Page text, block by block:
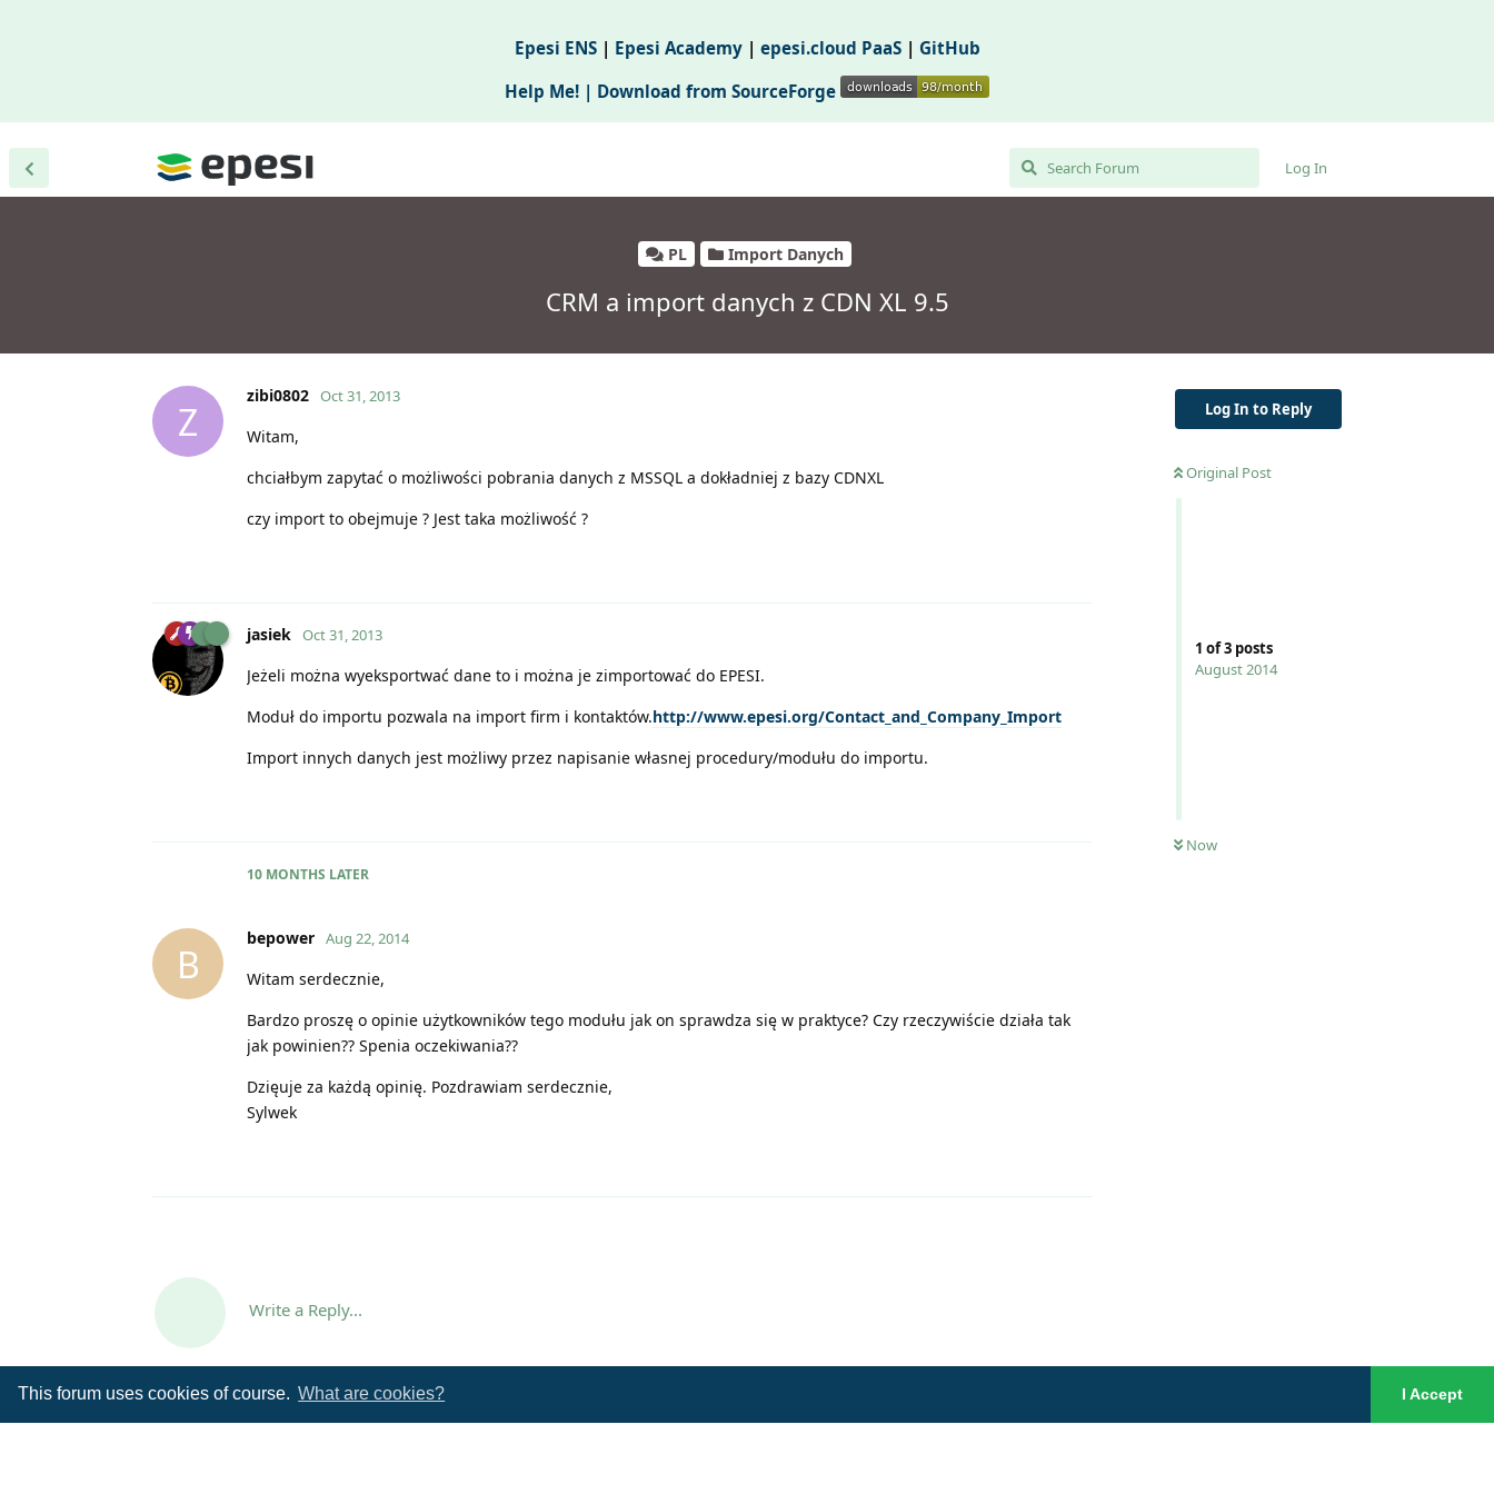
This forum uses cookies of course. What are cookies? I Accept
Epesi ENS| Epesi Academy| epesi.cloud PaaS| GitHub
Help Me! | Download from SourceForge
Log In
PL Import Danych
CRM a import danych z CDN XL 9.5
Log In to Reply
Original Post
1 of3 posts
August 2014
Now
Z
zibi0802 Oct 31, 2013
Witam,
chciałbym zapytać o możliwości pobrania danych z MSSQL a dokładniej z bazy CDNXL
czy import to obejmuje ? Jest taka możliwość ?
jasiek Oct 31, 2013
Jeżeli można wyeksportwać dane to i można je zimportować do EPESI.
Moduł do importu pozwala na import firm i kontaktów.http://www.epesi.org/Contact_and_Company_Import
Import innych danych jest możliwy przez napisanie własnej procedury/modułu do importu.
10 MONTHS LATER
B
bepower Aug 22, 2014
Witam serdecznie,
Bardzo proszę o opinie użytkowników tego modułu jak on sprawdza się w praktyce? Czy rzeczywiście działa tak
jak powinien?? Spenia oczekiwania??
Dzięuje za każdą opinię. Pozdrawiam serdecznie,
Sylwek
Write a Reply...